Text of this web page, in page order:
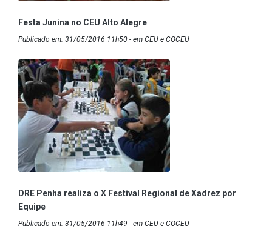
Festa Junina no CEU Alto Alegre
Publicado em: 31/05/2016 11h50 - em CEU e COCEU
DRE Penha realiza o X Festival Regional de Xadrez por
Equipe
Publicado em: 31/05/2016 11h49 - em CEU e COCEU